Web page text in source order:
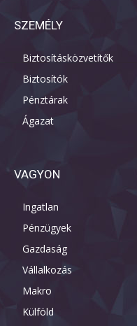
SZEMÉLY
Biztosításközvetítők
Biztosítók
Pénztárak
Ágazat
VAGYON
Ingatlan
Pénzügyek
Gazdaság
Vállalkozás
Makro
Külföld